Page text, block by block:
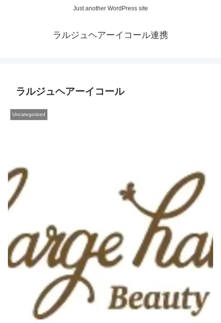
Just another WordPress site
ラルジュヘアーイコール連携
ラルジュヘアーイコール
Uncategorized